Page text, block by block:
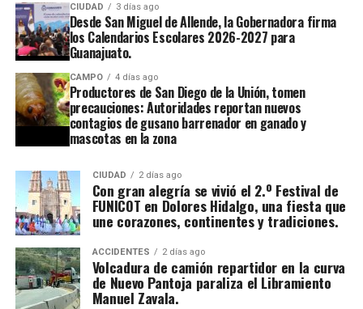
CIUDAD 3 días ago
Desde San Miguel de Allende, la Gobernadora firma
los Calendarios Escolares 2026-2027 para
Guanajuato.
CAMPO 4 días ago
Productores de San Diego de la Unión, tomen
precauciones: Autoridades reportan nuevos
contagios de gusano barrenador en ganado y
mascotas en la zona
CIUDAD 2 días ago
Con gran alegría se vivió el 2.º Festival de
FUNICOT en Dolores Hidalgo, una fiesta que
une corazones, continentes y tradiciones.
ACCIDENTES 2 días ago
Volcadura de camión repartidor en la curva
de Nuevo Pantoja paraliza el Libramiento
Manuel Zavala.